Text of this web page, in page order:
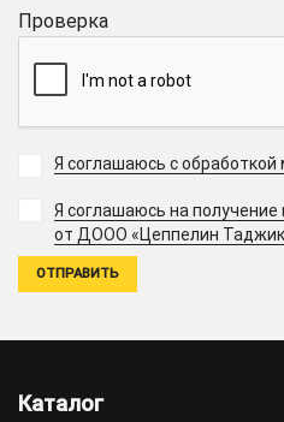
Проверка
Я соглашаюсь с
Я соглашаюсь на
от ДООО «Цеппелин
Каталог